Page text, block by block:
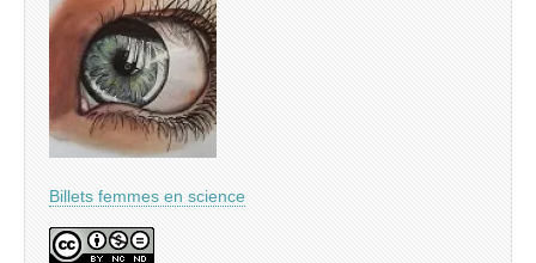
Billets femmes en science